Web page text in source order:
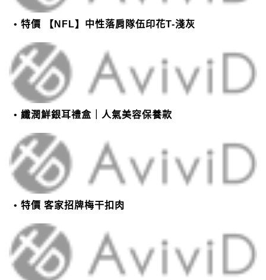
特價 【NFL】中性落肩隊伍印花T-淺灰
纖潤鮮銀耳禮盒｜人氣美容保養款
特價 客家招牌梅干扣肉